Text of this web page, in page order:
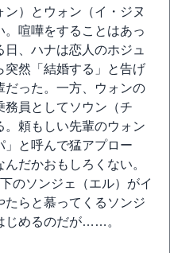
）とウォン（イ・ジヌ
。喧嘩をすることはあっ
、ハナは恋人のホジュ
突然「結婚する」と告げ
だった。一方、ウォンの
務員としてソウン（チ
。頼もしい先輩のウォン
」と呼んで猛アプロー
だかおもしろくない。
のソンジェ（エル）がイ
たらと慕ってくるソンジ
じめるのだが……。